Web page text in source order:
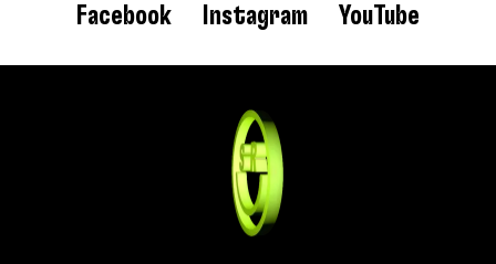
Facebook Instagram YouTube